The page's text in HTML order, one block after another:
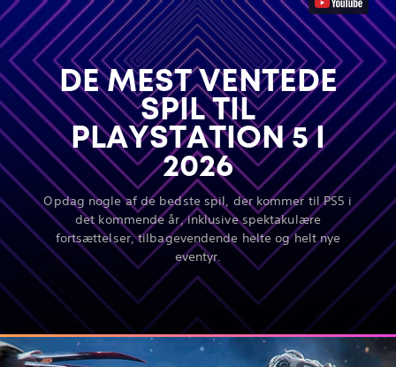
DE MEST VENTEDE
SPIL TIL
PLAYSTATION 5 I
2026
Opdag nogle af de bedste spil, der kommer til PS5 i
det kommende år, inklusive spektakulære
fortsættelser, tilbagevendende helte og helt nye
eventyr.